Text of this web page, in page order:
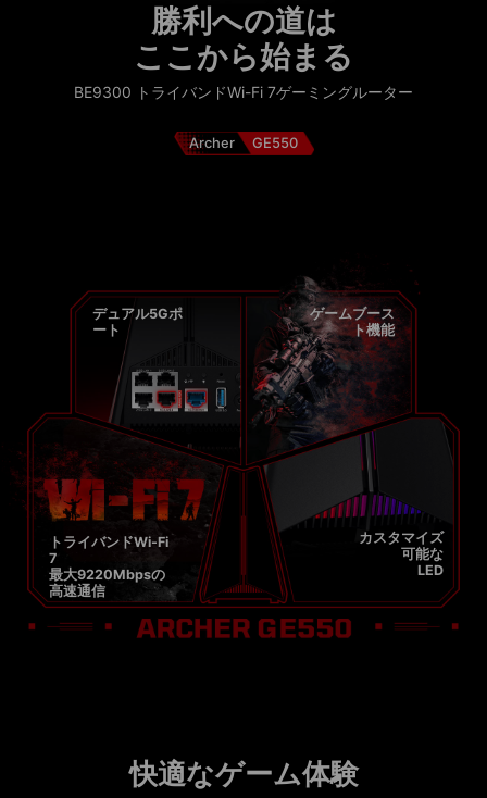
勝利への道は
ここから始まる
BE9300 トライバンドWi-Fi 7ゲーミングルーター
Archer GE550
デュアル5Gポ
ート
ゲームブース
ト機能
トライバンドWi-Fi
7
最大9220Mbpsの
高速通信
カスタマイズ
可能な
LED
快適なゲーム体験